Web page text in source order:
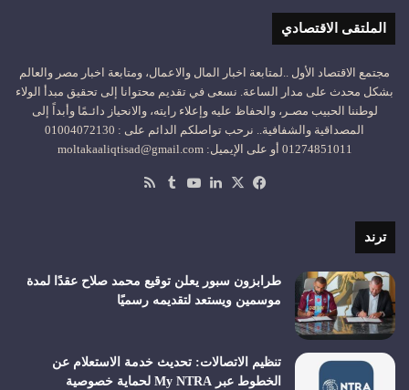
الملتقى الاقتصادي
مجتمع الاقتصاد الأول ..لمتابعة اخبار المال والاعمال، ومتابعة اخبار مصر والعالم
بشكل محدث على مدار الساعة. نسعى في تقديم محتوانا إلى تحقيق مبدأ الولاء
لوطننا الحبيب مصـر، والحفاظ عليه وإعلاء رايته، والانحياز دائـمًا وأبداً إلى
المصداقية والشفافية.. نرحب تواصلكم الدائم على : 01004072130
01274851011 أو على الإيميل: moltakaaliqtisad@gmail.com
فيسبوك
‫X لينكدإن‫YouTube
ترند
طرابزون سبور يعلن توقيع محمد صلاح عقدًا لمدة
موسمين ويستعد لتقديمه رسميًا
تنظيم الاتصالات: تحديث خدمة الاستعلام عن
الخطوط عبر My NTRA لحماية خصوصية